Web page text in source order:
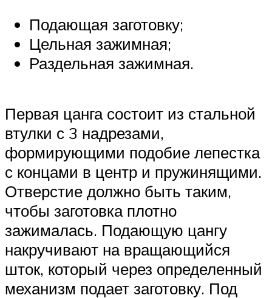
Подающая заготовку;
Цельная зажимная;
Раздельная зажимная.
Первая цанга состоит из стальной
втулки с 3 надрезами,
формирующими подобие лепестка
с концами в центр и пружинящими.
Отверстие должно быть таким,
чтобы заготовка плотно
зажималась. Подающую цангу
накручивают на вращающийся
шток, который через определенный
механизм подает заготовку. Под